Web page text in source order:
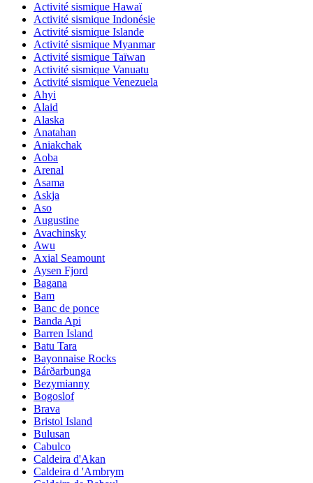
Activité sismique Hawaï
Activité sismique Indonésie
Activité sismique Islande
Activité sismique Myanmar
Activité sismique Taïwan
Activité sismique Vanuatu
Activité sismique Venezuela
Ahyi
Alaid
Alaska
Anatahan
Aniakchak
Aoba
Arenal
Asama
Askja
Aso
Augustine
Avachinsky
Awu
Axial Seamount
Aysen Fjord
Bagana
Bam
Banc de ponce
Banda Api
Barren Island
Batu Tara
Bayonnaise Rocks
Bárðarbunga
Bezymianny
Bogoslof
Brava
Bristol Island
Bulusan
Cabulco
Caldeira d'Akan
Caldeira d 'Ambrym